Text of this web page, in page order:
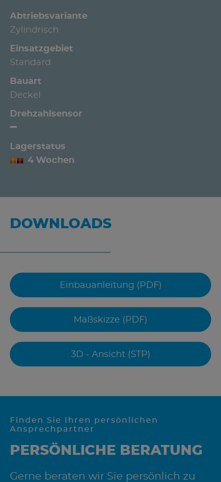
Abtriebsvariante
Zylindrisch
Einsatzgebiet
Standard
Bauart
Deckel
Drehzahlsensor
Lagerstatus
4 Wochen
DOWNLOADS
Einbauanleitung (PDF)
Maßskizze (PDF)
3D - Ansicht (STP)
Finden Sie Ihren persönlichen
Ansprechpartner
PERSÖNLICHE BERATUNG
Gerne beraten wir Sie persönlich zu